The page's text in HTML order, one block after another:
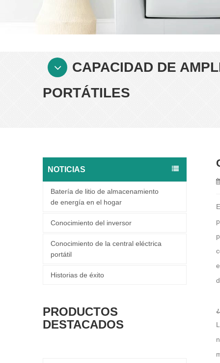
CAPACIDAD DE
PORTÁTILES
NOTICIAS
Batería de litio de almacenamiento
de energía en el hogar
Conocimiento del inversor
Conocimiento de la central eléctrica
portátil
Historias de éxito
PRODUCTOS
DESTACADOS